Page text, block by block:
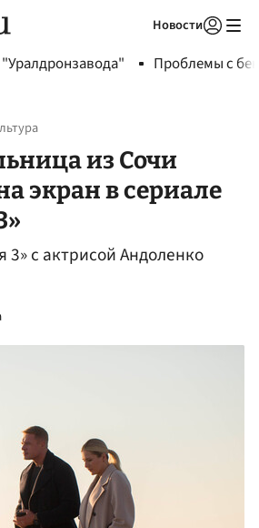
Новости
Проблемы с
из Сочи
экран в сериале
3» с актрисой Андоленко